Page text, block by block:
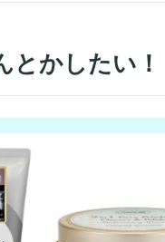
とかしたい！